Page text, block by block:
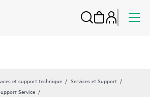
et support technique
Services et Support
Service